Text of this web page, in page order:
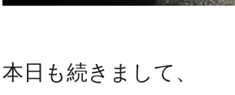
本日も続きまして、